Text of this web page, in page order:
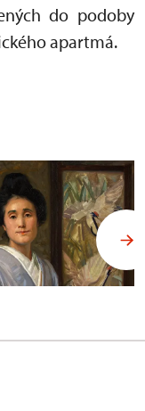
do podoby
apartmá.